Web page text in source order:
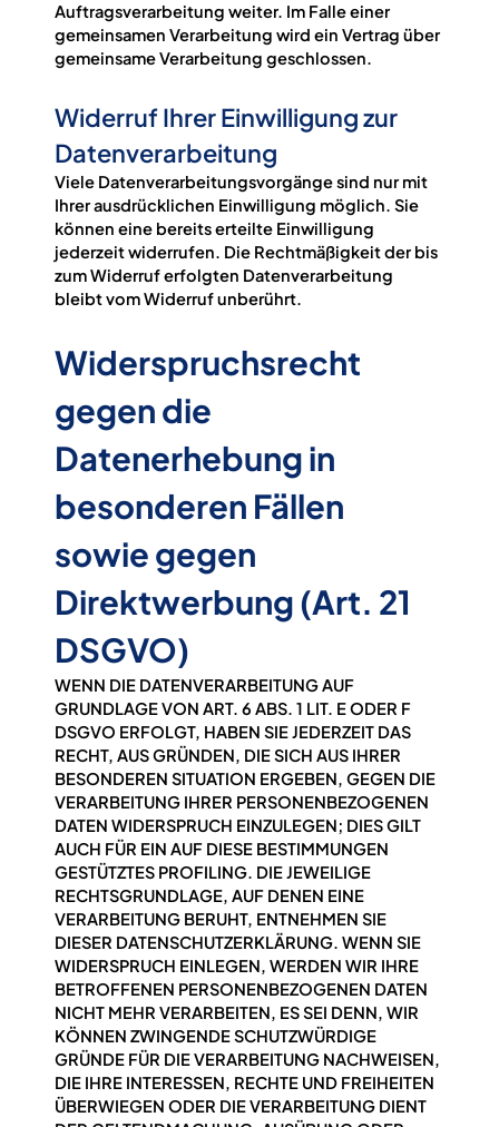
Auftragsverarbeitung weiter. Im Falle einer
gemeinsamen Verarbeitung wird ein Vertrag über
gemeinsame Verarbeitung geschlossen.
Widerruf Ihrer Einwilligung zur
Datenverarbeitung
Viele Datenverarbeitungsvorgänge sind nur mit
Ihrer ausdrücklichen Einwilligung möglich. Sie
können eine bereits erteilte Einwilligung
jederzeit widerrufen. Die Rechtmäßigkeit der bis
zum Widerruf erfolgten Datenverarbeitung
bleibt vom Widerruf unberührt.
Widerspruchsrecht
gegen die
Datenerhebung in
besonderen Fällen
sowie gegen
Direktwerbung (Art. 21
DSGVO)
WENN DIE DATENVERARBEITUNG AUF
GRUNDLAGE VON ART. 6 ABS. 1 LIT. E ODER F
DSGVO ERFOLGT, HABEN SIE JEDERZEIT DAS
RECHT, AUS GRÜNDEN, DIE SICH AUS IHRER
BESONDEREN SITUATION ERGEBEN, GEGEN DIE
VERARBEITUNG IHRER PERSONENBEZOGENEN
DATEN WIDERSPRUCH EINZULEGEN; DIES GILT
AUCH FÜR EIN AUF DIESE BESTIMMUNGEN
GESTÜTZTES PROFILING. DIE JEWEILIGE
RECHTSGRUNDLAGE, AUF DENEN EINE
VERARBEITUNG BERUHT, ENTNEHMEN SIE
DIESER DATENSCHUTZERKLÄRUNG. WENN SIE
WIDERSPRUCH EINLEGEN, WERDEN WIR IHRE
BETROFFENEN PERSONENBEZOGENEN DATEN
NICHT MEHR VERARBEITEN, ES SEI DENN, WIR
KÖNNEN ZWINGENDE SCHUTZWÜRDIGE
GRÜNDE FÜR DIE VERARBEITUNG NACHWEISEN,
DIE IHRE INTERESSEN, RECHTE UND FREIHEITEN
ÜBERWIEGEN ODER DIE VERARBEITUNG DIENT